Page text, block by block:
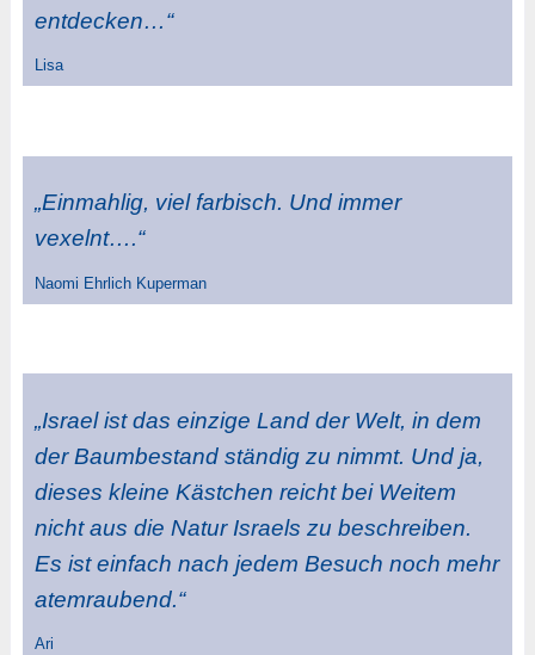
entdecken…“
Lisa
„Einmahlig, viel farbisch. Und immer
vexelnt….“
Naomi Ehrlich Kuperman
„Israel ist das einzige Land der Welt, in dem
der Baumbestand ständig zu nimmt. Und ja,
dieses kleine Kästchen reicht bei Weitem
nicht aus die Natur Israels zu beschreiben.
Es ist einfach nach jedem Besuch noch mehr
atemraubend.“
Ari